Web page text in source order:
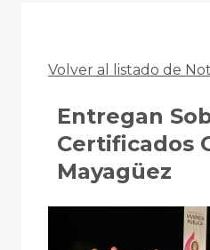
Volver al listado de
Entregan
Certificados
Mayagüez